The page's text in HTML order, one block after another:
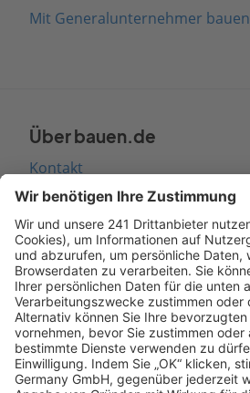
Mit Generalunternehmer bauen
Über bauen.de
Kontakt
Seitenaufbau
Barrierefreiheit
Cookie Einstellungen
Rechtliches
AGB-Übersicht
Datenschutz